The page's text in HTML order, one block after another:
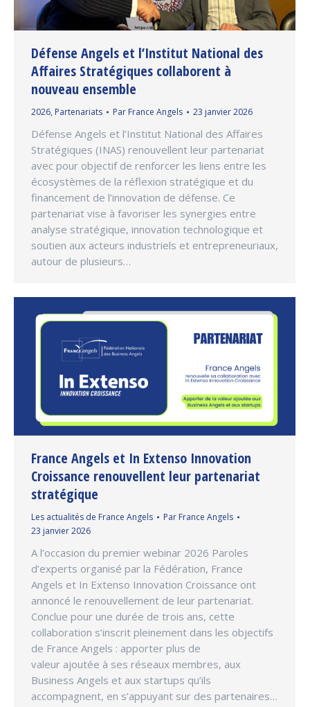
Défense Angels et l’Institut National des
Affaires Stratégiques collaborent à
nouveau ensemble
2026, Partenariats Par France Angels 23 janvier 2026
Défense Angels et l’Institut National des Affaires
Stratégiques (INAS) renouvellent leur partenariat
avec pour objectif de renforcer les liens entre les
écosystèmes de la réflexion stratégique et du
financement de l’innovation de défense. Ce
partenariat vise à favoriser les synergies entre
analyse stratégique, innovation technologique et
soutien aux acteurs industriels et entrepreneuriaux,
autour de plusieurs…
France Angels et In Extenso Innovation
Croissance renouvellent leur partenariat
stratégique
Les actualités de France Angels Par France Angels
23 janvier 2026
A l’occasion du premier webinar 2026 Paroles
d’experts organisé par la Fédération, France
Angels et In Extenso Innovation Croissance ont
annoncé le renouvellement de leur partenariat.
Conclue pour une durée de trois ans, cette
collaboration s’inscrit pleinement dans les objectifs
de France Angels : apporter plus de
valeur ajoutée à ses réseaux membres, aux
Business Angels et aux startups qu’ils
accompagnent, en s’appuyant sur des partenaires…